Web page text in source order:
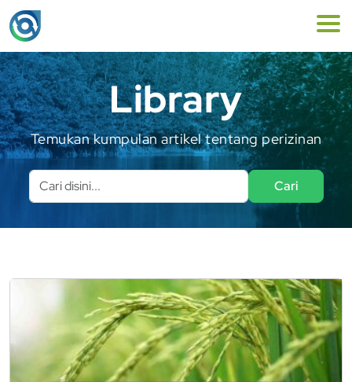
Library
Temukan kumpulan artikel tentang perizinan
Cari